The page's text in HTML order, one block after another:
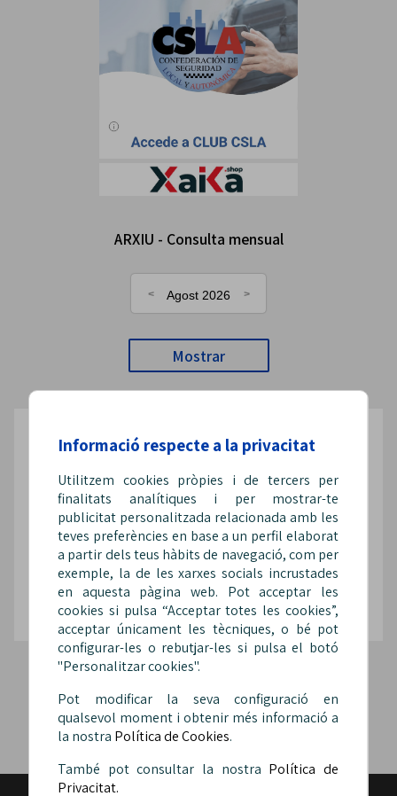
Segueix-nos a les xarxes
@Sip_fepol@SipFepol@sipfepol
ARXIU - Consulta mensual
Agost 2026
Mostrar
Informació respecte a la privacitat
Utilitzem cookies pròpies i de tercers per
finalitats analítiques i per mostrar-te
publicitat personalitzada relacionada amb les
teves preferències en base a un perfil elaborat
a partir dels teus hàbits de navegació, com per
exemple, la de les xarxes socials incrustades
en aquesta pàgina web. Pot acceptar les
cookies si pulsa “Acceptar totes les cookies”,
acceptar únicament les tècniques, o bé pot
configurar-les o rebutjar-les si pulsa el botó
"Personalitzar cookies".
Pot modificar la seva configuració en
qualsevol moment i obtenir més informació a
la nostra Política de Cookies.
També pot consultar la nostra Política de
Privacitat.